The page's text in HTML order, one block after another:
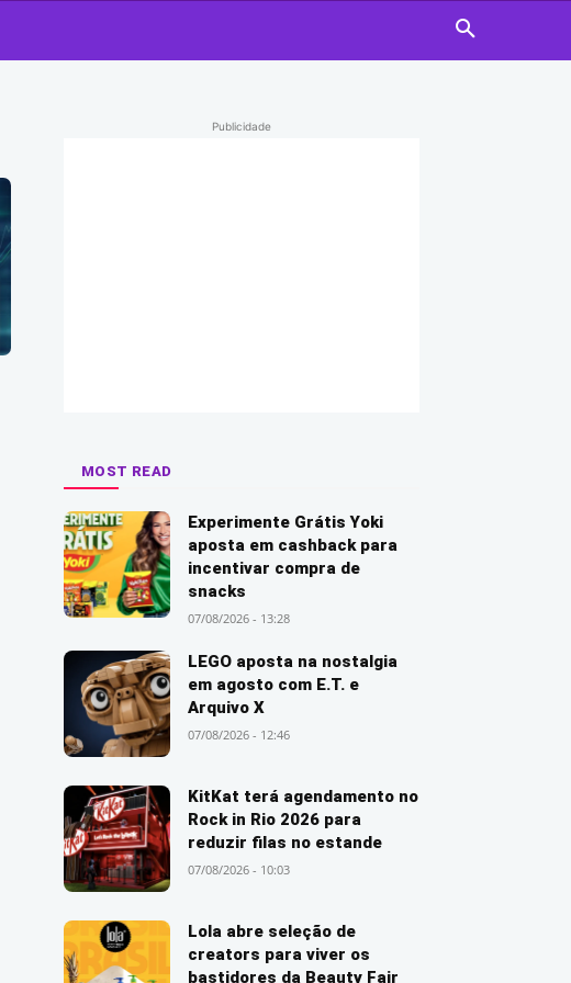
Publicidade
MOST READ
Experimente Grátis Yoki
aposta em cashback para
incentivar compra de
snacks
07/08/2026 - 13:28
LEGO aposta na nostalgia
em agosto com E.T. e
Arquivo X
07/08/2026 - 12:46
KitKat terá agendamento no
Rock in Rio 2026 para
reduzir filas no estande
07/08/2026 - 10:03
Lola abre seleção de
creators para viver os
bastidores da Beauty Fair